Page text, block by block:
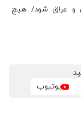
و عراق شود/ هیچ
یوتیوب